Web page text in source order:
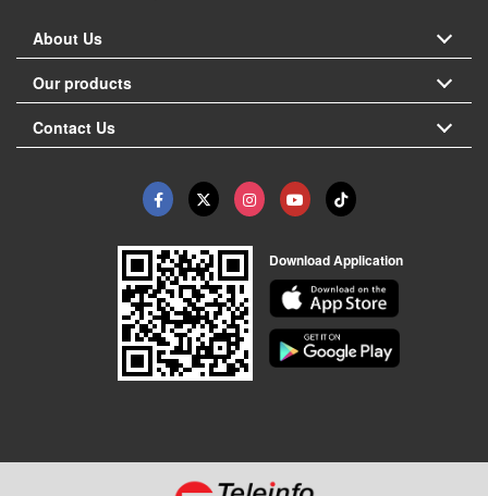
About Us
Our products
Contact Us
Download Application